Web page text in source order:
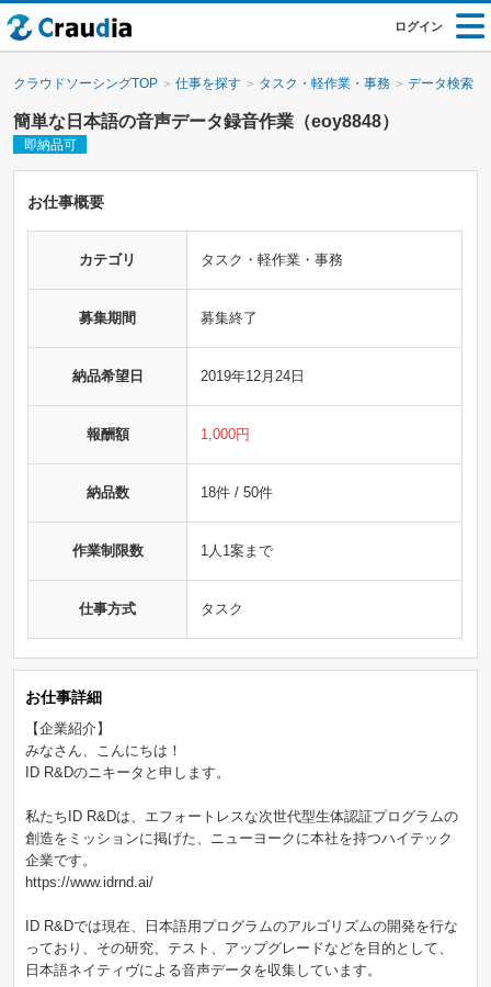
ログイン
クラウドソーシングTOP 仕事を探す タスク・軽作業・事務 データ検索・
簡単な日本語の音声データ録音作業（eoy8848）
即納品可
お仕事概要
カテゴリ タスク・軽作業・事務
募集期間 募集終了
納品希望日 2019年12月24日
報酬額 1,000円
納品数 18件 / 50件
作業制限数 1人1案まで
仕事方式 タスク
お仕事詳細
【企業紹介】
みなさん、こんにちは！
ID R&Dのニキータと申します。
私たちID R&Dは、エフォートレスな次世代型生体認証プログラムの
創造をミッションに掲げた、ニューヨークに本社を持つハイテック
企業です。
https://www.idrnd.ai/
ID R&Dでは現在、日本語用プログラムのアルゴリズムの開発を行な
っており、その研究、テスト、アップグレードなどを目的として、
日本語ネイティヴによる音声データを収集しています。